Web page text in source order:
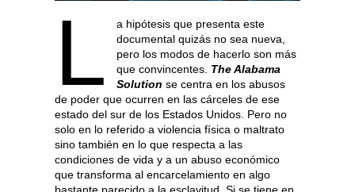
L
a hipótesis que presenta este
documental quizás no sea nueva,
pero los modos de hacerlo son más
que convincentes. The Alabama
Solution se centra en los abusos
de poder que ocurren en las cárceles de ese
estado del sur de los Estados Unidos. Pero no
solo en lo referido a violencia física o maltrato
sino también en lo que respecta a las
condiciones de vida y a un abuso económico
que transforma al encarcelamiento en algo